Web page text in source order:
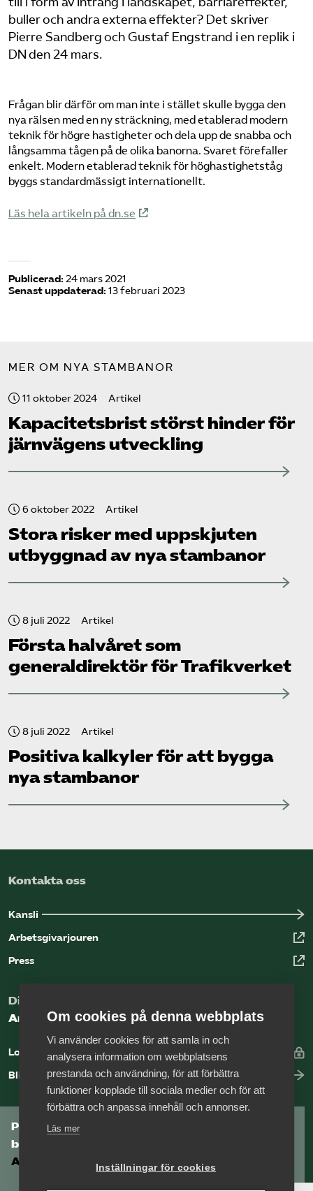
buller och andra externa effekter? Det skriver
Pierre Sandberg och Gustaf Engstrand i en replik i
DN den 24 mars.
Frågan blir därför om man inte i stället skulle bygga den
nya rälsen med en ny sträckning, med etablerad modern
teknik för högre hastigheter och dela upp de snabba och
långsamma tågen på de olika banorna. Svaret förefaller
enkelt. Modern etablerad teknik för höghastighetståg
byggs standardmässigt internationellt.
Läs hela artikeln på dn.se
Publicerad: 24 mars 2021
Senast uppdaterad: 13 februari 2023
MER OM NYA STAMBANOR
11 oktober 2024 Artikel
Kapacitets­brist störst hinder för
järnvägens utveckling
6 oktober 2022 Artikel
Stora risker med uppskjuten
utbyggnad av nya stambanor
8 juli 2022 Artikel
Första halvåret som
generaldirektör för Trafikverket
8 juli 2022 Artikel
Positiva kalkyler för att bygga
nya stambanor
Kontakta oss
Kansli
Arbetsgivarjouren
Press
Digital kunskapsbank för arbetsgivare
Arbetsgivarguiden
Logga in
Bli medlem
Prenumerera på Tågföretagens
branschnyhetsbrev
Aktuell info direkt i din inkorg.
Om cookies på denna webbplats
Vi använder cookies för att samla in och
analysera information om webbplatsens
prestanda och användning, för att förbättra
funktioner kopplade till sociala medier och för att
förbättra och anpassa innehåll och annonser.
Läs mer
Inställningar för cookies